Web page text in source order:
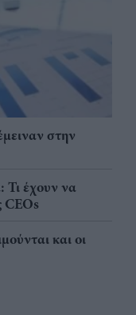
στην
Τι έχουν να
CEOs
και οι